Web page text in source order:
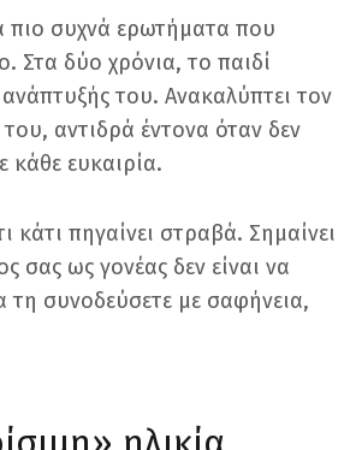
πιο συχνά ερωτήματα που
Στα δύο χρόνια, το παιδί
του. Ανακαλύπτει τον
αντιδρά έντονα όταν δεν
κάθε ευκαιρία.
κάτι πηγαίνει στραβά. Σημαίνει
σας ως γονέας δεν είναι να
συνοδεύσετε με σαφήνεια,